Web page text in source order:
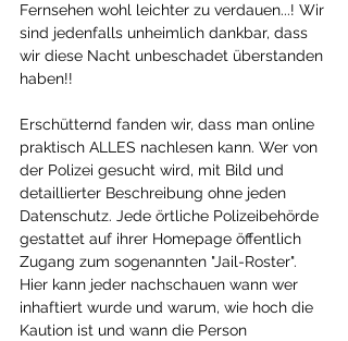
Fernsehen wohl leichter zu verdauen...! Wir
sind jedenfalls unheimlich dankbar, dass
wir diese Nacht unbeschadet überstanden
haben!!
Erschütternd fanden wir, dass man online
praktisch ALLES nachlesen kann. Wer von
der Polizei gesucht wird, mit Bild und
detaillierter Beschreibung ohne jeden
Datenschutz. Jede örtliche Polizeibehörde
gestattet auf ihrer Homepage öffentlich
Zugang zum sogenannten "Jail-Roster".
Hier kann jeder nachschauen wann wer
inhaftiert wurde und warum, wie hoch die
Kaution ist und wann die Person